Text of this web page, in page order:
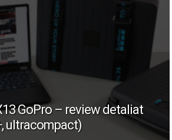
GoPro – review detaliat
ultracompact)